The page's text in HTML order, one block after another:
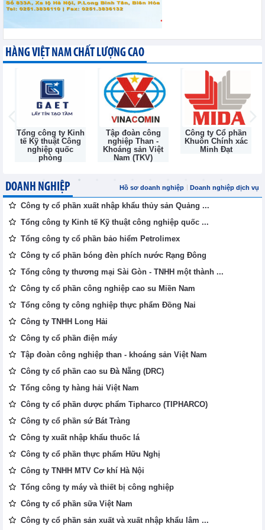
HÀNG VIỆT NAM CHẤT LƯỢNG CAO
Tổng công ty Kinh
tế Kỹ thuật Công
nghiệp quốc
phòng
Tập đoàn công
nghiệp Than -
Khoáng sản Việt
Nam (TKV)
Công ty Cổ phần
Khuôn Chính xác
Minh Đạt
DOANH NGHIỆP Hồ sơ doanh nghiệp Doanh nghiệp dịch vụ
Công ty cổ phần xuất nhập khẩu thủy sản Quảng ...
Tổng công ty Kinh tế Kỹ thuật công nghiệp quốc ...
Tổng công ty cổ phần bảo hiểm Petrolimex
Công ty cổ phần bóng đèn phích nước Rạng Đông
Tổng công ty thương mại Sài Gòn - TNHH một thành ...
Công ty cổ phần công nghiệp cao su Miền Nam
Tổng công ty công nghiệp thực phẩm Đồng Nai
Công ty TNHH Long Hải
Công ty cổ phần điện máy
Tập đoàn công nghiệp than - khoáng sản Việt Nam
Công ty cổ phần cao su Đà Nẵng (DRC)
Tổng công ty hàng hải Việt Nam
Công ty cổ phần dược phẩm Tipharco (TIPHARCO)
Công ty cổ phần sứ Bát Tràng
Công ty xuất nhập khẩu thuốc lá
Công ty cổ phần thực phẩm Hữu Nghị
Công ty TNHH MTV Cơ khí Hà Nội
Tổng công ty máy và thiết bị công nghiệp
Công ty cổ phần sữa Việt Nam
Công ty cổ phần sản xuất và xuất nhập khẩu lâm ...